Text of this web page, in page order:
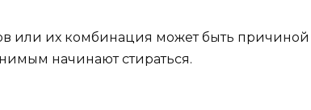
или их комбинация может быть причиной
начинают стираться.